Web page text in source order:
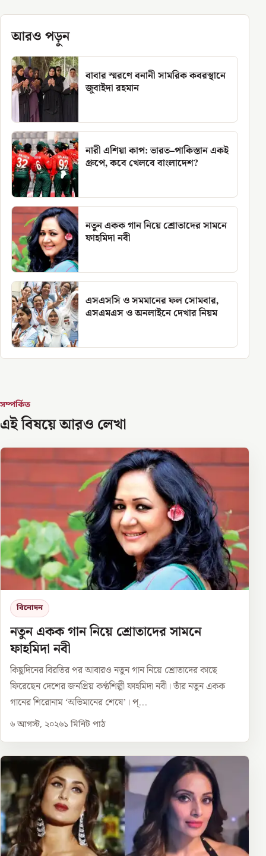
আরও পড়ুন
বাবার স্মরণে বনানী সামরিক কবরস্থানে
জুবাইদা রহমান
নারী এশিয়া কাপ: ভারত–পাকিস্তান একই
গ্রুপে, কবে খেলবে বাংলাদেশ?
নতুন একক গান নিয়ে শ্রোতাদের সামনে
ফাহমিদা নবী
এসএসসি ও সমমানের ফল সোমবার,
এসএমএস ও অনলাইনে দেখার নিয়ম
সম্পর্কিত
এই বিষয়ে আরও লেখা
বিনোদন
নতুন একক গান নিয়ে শ্রোতাদের সামনে
ফাহমিদা নবী
কিছুদিনের বিরতির পর আবারও নতুন গান নিয়ে শ্রোতাদের কাছে
ফিরেছেন দেশের জনপ্রিয় কণ্ঠশিল্পী ফাহমিদা নবী। তাঁর নতুন একক
গানের শিরোনাম ‘অভিমানের শেষে’। প্...
৬ আগস্ট, ২০২৬১ মিনিট পাঠ